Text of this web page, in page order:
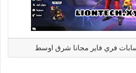
فري فاير مجانا شرق اوسط